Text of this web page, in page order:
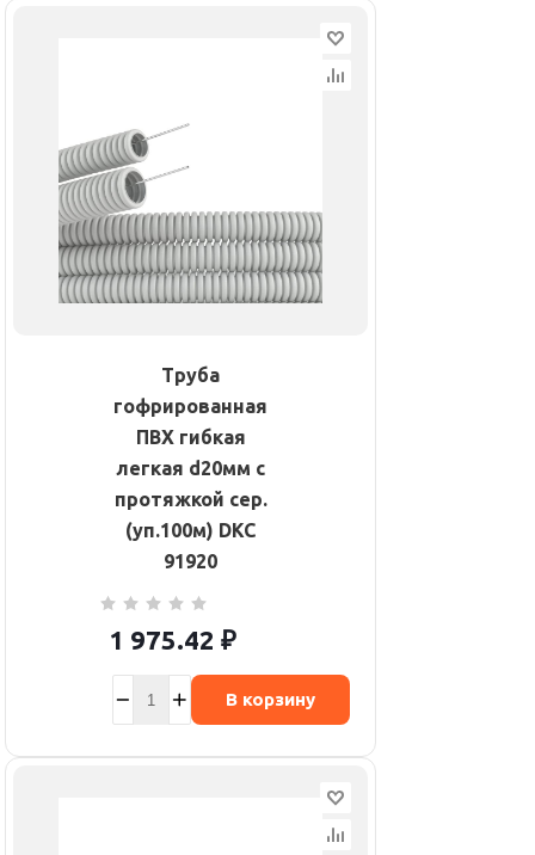
Труба
гофрированная
ПВХ гибкая
легкая d20мм с
протяжкой сер.
(уп.100м) DKC
91920
1 975.42 ₽
В корзину